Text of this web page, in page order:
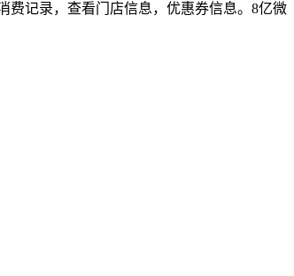
费记录，查看门店信息，优惠券信息。8亿微